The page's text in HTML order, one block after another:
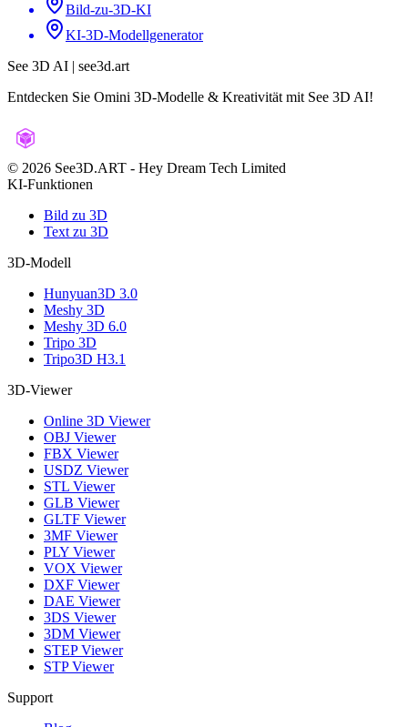
Bild-zu-3D-KI
KI-3D-Modellgenerator
See 3D AI | see3d.art
Entdecken Sie Omini 3D-Modelle & Kreativität mit See 3D AI!
©️ 2026 See3D.ART - Hey Dream Tech Limited
KI-Funktionen
Bild zu 3D
Text zu 3D
3D-Modell
Hunyuan3D 3.0
Meshy 3D
Meshy 3D 6.0
Tripo 3D
Tripo3D H3.1
3D-Viewer
Online 3D Viewer
OBJ Viewer
FBX Viewer
USDZ Viewer
STL Viewer
GLB Viewer
GLTF Viewer
3MF Viewer
PLY Viewer
VOX Viewer
DXF Viewer
DAE Viewer
3DS Viewer
3DM Viewer
STEP Viewer
STP Viewer
Support